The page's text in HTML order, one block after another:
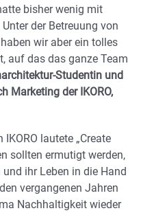
bisher wenig mit
der Betreuung von
wir aber ein tolles
auf das das ganze Team
Studentin und
Marketing der IKORO,
lautete „Create
sollten ermutigt werden,
ihr Leben in die Hand
vergangenen Jahren
Nachhaltigkeit wieder